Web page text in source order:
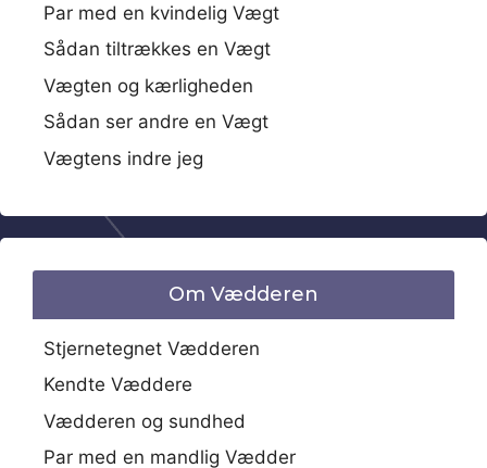
Par med en kvindelig Vægt
Sådan tiltrækkes en Vægt
Vægten og kærligheden
Sådan ser andre en Vægt
Vægtens indre jeg
Om Vædderen
Stjernetegnet Vædderen
Kendte Væddere
Vædderen og sundhed
Par med en mandlig Vædder